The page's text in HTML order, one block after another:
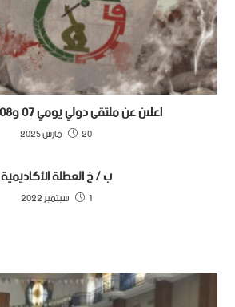
اعلان عن ملتقى دولي يومي 07 و08 ماي 2025
20 مارس 2025
ب / خ العطلة الأكاديمية
1 سبتمبر 2022